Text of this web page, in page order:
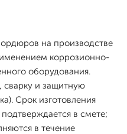
на производстве
коррозионно-
оборудования.
сварку и защитную
Срок изготовления
в смете;
в течение